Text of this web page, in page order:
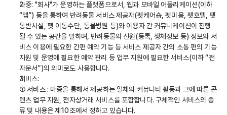
마중: "회사"가 운영하는 플랫폼으로서, 웹과 모바일 어플리케이션(이하
“앱”) 등을 통하여 반려동물 서비스 제공자(펫케어숍, 펫미용, 펫호텔, 펫
동반시설, 펫 이동수단, 동물병원 등)와 이용자 간 커뮤니케이션이 진행
될 수 있는 공간을 말하며, 반려동물의 신원(등록, 생체정보 등) 정보와 서
비스 이용에 필요한 간편 예약 기능 등 서비스 제공자 간의 소통 편의 기능
지원 및 운영에 필요한 예약 관리 등 업무 지원에 필요한 서비스(이하 “전
자문서”)의 의미로도 사용합니다.
서비스:
① 서비스 : 마중을 통해서 제공하는 일체의 커뮤니티 활동과 그에 따른 콘
텐츠 업무 지원, 전자상거래 서비스를 포함합니다. 구체적인 서비스의 종
류 및 내용은 제10조에서 정하고 있습니다.